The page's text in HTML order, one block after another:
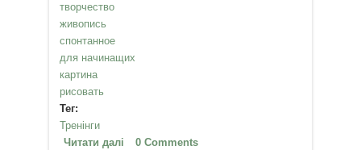
творчество
живопись
спонтанное
для начинащих
картина
рисовать
Тег:
Тренінги
Читати далі про Медитативное рисование в
0 Comments